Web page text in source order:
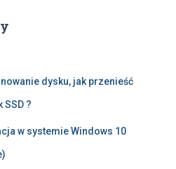
dysku, jak przenieść
?
w systemie Windows 10